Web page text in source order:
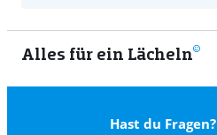
Alles für ein Lächeln
Hast du Fragen?